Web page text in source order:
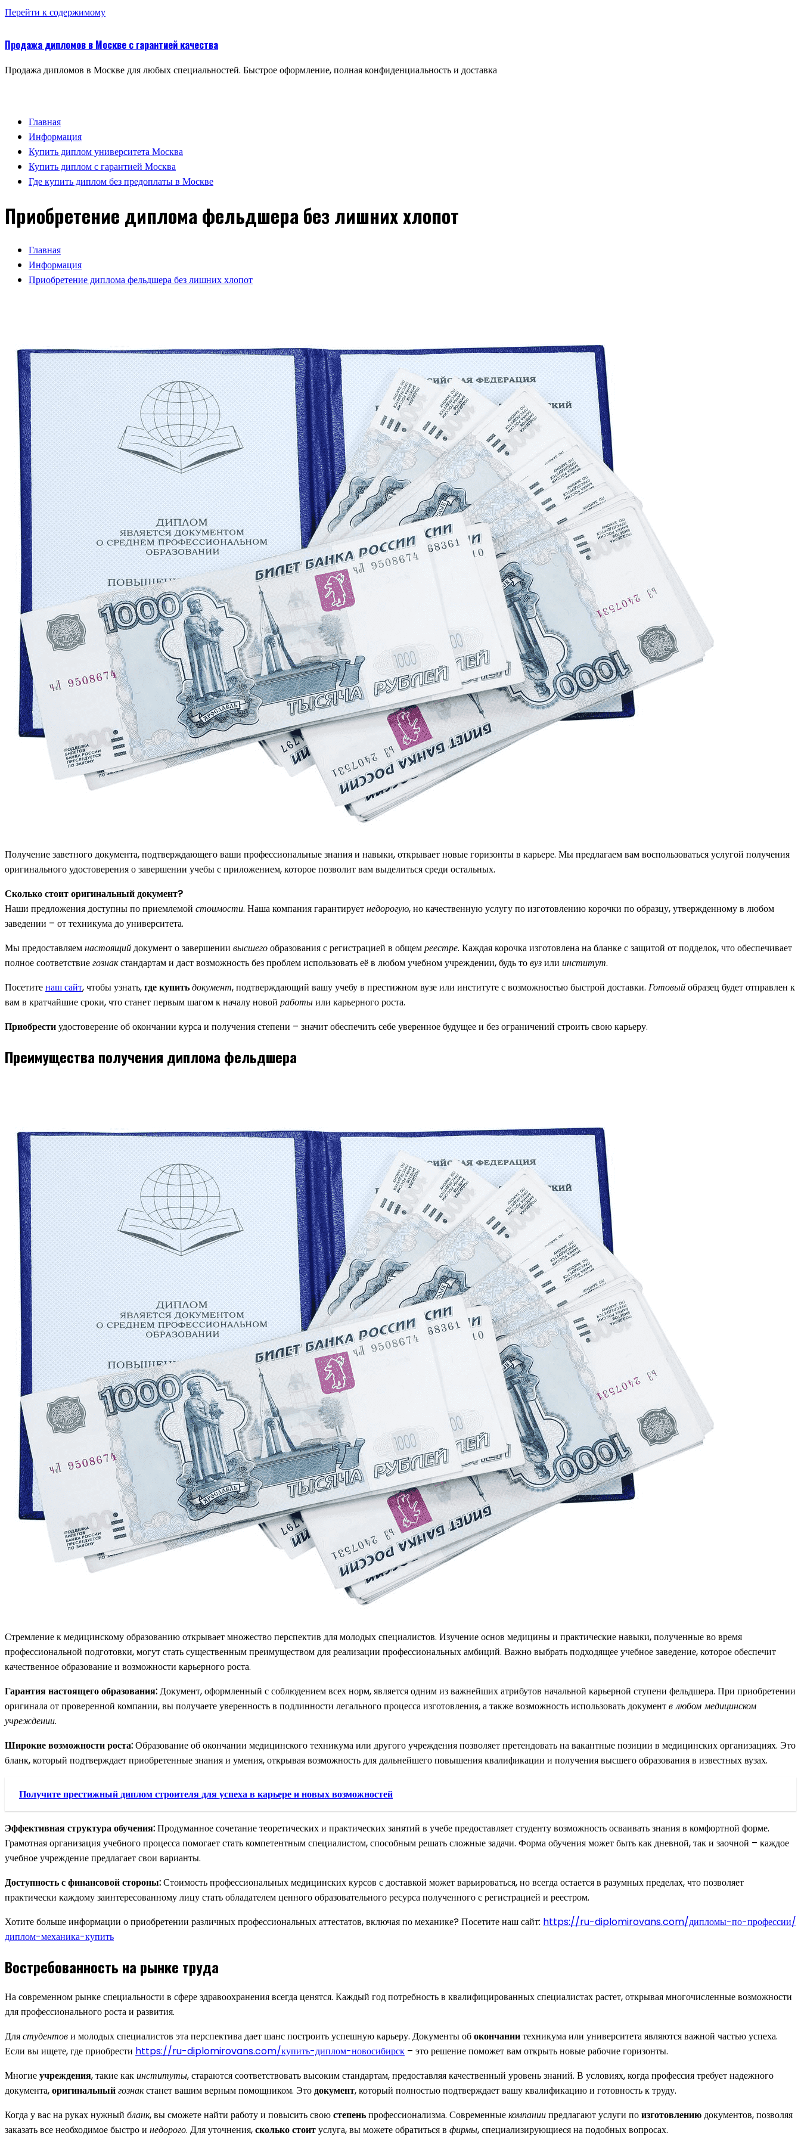
Перейти к содержимому
Продажа дипломов в Москве с гарантией качества
Продажа дипломов в Москве для любых специальностей. Быстрое оформление, полная конфиденциальность и доставка
Главная
Информация
Купить диплом университета Москва
Купить диплом с гарантией Москва
Где купить диплом без предоплаты в Москве
Приобретение диплома фельдшера без лишних хлопот
Главная
Информация
Приобретение диплома фельдшера без лишних хлопот
Получение заветного документа, подтверждающего ваши профессиональные знания и навыки, открывает новые горизонты в карьере. Мы предлагаем вам воспользоваться услугой получения
оригинального удостоверения о завершении учебы с приложением, которое позволит вам выделиться среди остальных.
Сколько стоит оригинальный документ?
Наши предложения доступны по приемлемой стоимости. Наша компания гарантируетнедорогую, но качественную услугу по изготовлению корочки по образцу, утвержденному в любом
заведении – от техникума до университета.
Мы предоставляемнастоящийдокумент о завершении высшегообразования с регистрацией в общемреестре. Каждая корочка изготовлена на бланке с защитой от подделок, что обеспечивает
полное соответствиегознакстандартам и даст возможность без проблем использовать её в любом учебном учреждении, будь товузили институт.
Посетитенаш сайт, чтобы узнать,где купитьдокумент, подтверждающий вашу учебу в престижном вузе или институте с возможностью быстрой доставки. Готовыйобразец будет отправлен к
вам в кратчайшие сроки, что станет первым шагом к началу новой работыили карьерного роста.
Приобрестиудостоверение об окончании курса и получения степени – значит обеспечить себе уверенное будущее и без ограничений строить свою карьеру.
Преимущества получения диплома фельдшера
Стремление к медицинскому образованию открывает множество перспектив для молодых специалистов. Изучение основ медицины и практические навыки, полученные во время
профессиональной подготовки, могут стать существенным преимуществом для реализации профессиональных амбиций. Важно выбрать подходящее учебное заведение, которое обеспечит
качественное образование и возможности карьерного роста.
Гарантия настоящего образования:Документ, оформленный с соблюдением всех норм, является одним из важнейших атрибутов начальной карьерной ступени фельдшера. При приобретении
оригинала от проверенной компании, вы получаете уверенность в подлинности легального процесса изготовления, а также возможность использовать документв любом медицинском
учреждении.
Широкие возможности роста:Образование об окончании медицинского техникума или другого учреждения позволяет претендовать на вакантные позиции в медицинских организациях. Это
бланк, который подтверждает приобретенные знания и умения, открывая возможность для дальнейшего повышения квалификации и получения высшего образования в известных вузах.
Получите престижный диплом строителя для успеха в карьере и новых возможностей
Эффективная структура обучения:Продуманное сочетание теоретических и практических занятий в учебе предоставляет студенту возможность осваивать знания в комфортной форме.
Грамотная организация учебного процесса помогает стать компетентным специалистом, способным решать сложные задачи. Форма обучения может быть как дневной, так и заочной – каждое
учебное учреждение предлагает свои варианты.
Доступность с финансовой стороны:Стоимость профессиональных медицинских курсов с доставкой может варьироваться, но всегда остается в разумных пределах, что позволяет
практически каждому заинтересованному лицу стать обладателем ценного образовательного ресурса полученного с регистрацией и реестром.
Хотите больше информации о приобретении различных профессиональных аттестатов, включая по механике? Посетите наш сайт: https://ru-diplomirovans.com/дипломы-по-профессии/
диплом-механика-купить
Востребованность на рынке труда
На современном рынке специальности в сфере здравоохранения всегда ценятся. Каждый год потребность в квалифицированных специалистах растет, открывая многочисленные возможности
для профессионального роста и развития.
Длястудентови молодых специалистов эта перспектива дает шанс построить успешную карьеру. Документы обокончаниитехникума или университета являются важной частью успеха.
Если вы ищете, где приобрести https://ru-diplomirovans.com/купить-диплом-новосибирск – это решение поможет вам открыть новые рабочие горизонты.
Многиеучреждения, такие какинституты, стараются соответствовать высоким стандартам, предоставляя качественный уровень знаний. В условиях, когда профессия требует надежного
документа,оригинальныйгознакстанет вашим верным помощником. Этодокумент, который полностью подтверждает вашу квалификацию и готовность к труду.
Когда у вас на руках нужный бланк, вы сможете найти работу и повысить своюстепеньпрофессионализма. Современныекомпаниипредлагают услуги поизготовлениюдокументов, позволяя
заказать все необходимое быстро и недорого. Для уточнения,сколько стоитуслуга, вы можете обратиться в фирмы, специализирующиеся на подобных вопросах.